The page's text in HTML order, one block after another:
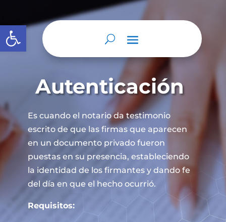
Abrir barra de herramientas
Autenticación
Es cuando el notario da testimonio
escrito de que las firmas que aparecen
en un documento privado fueron
puestas en su presencia, estableciendo
la identidad de los firmantes y dando fe
del día en que el hecho ocurrió.
Requisitos: